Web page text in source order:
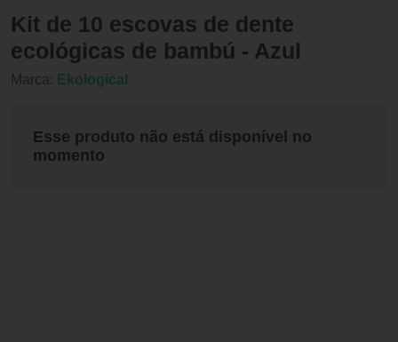
Kit de 10 escovas de dente
ecológicas de bambú - Azul
Marca: Ekological
Esse produto não está disponível no
momento